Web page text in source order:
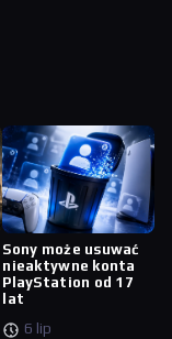
Sony może usuwać
nieaktywne konta
PlayStation od 17
lat
6 lip